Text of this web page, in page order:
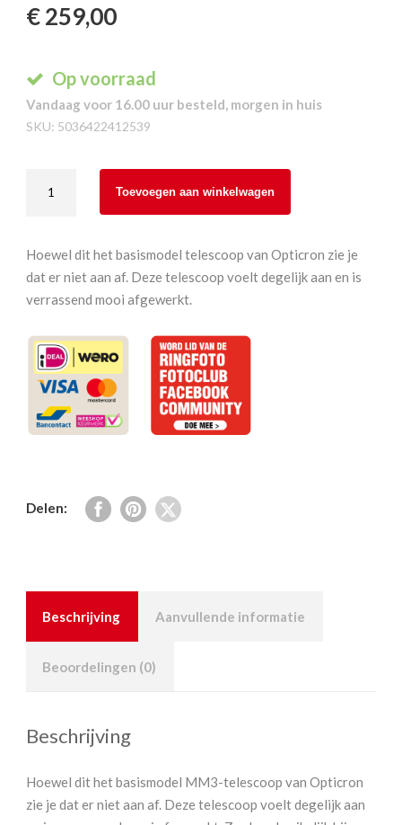
€259,00
Op voorraad
Vandaag voor 16.00 uur besteld, morgen in huis
SKU: 5036422412539
MM3
GA
45°
Toevoegen aan winkelwagen
Hoewel dit het basismodel telescoop van Opticron zie je
dat er niet aan af. Deze telescoop voelt degelijk aan en is
verrassend mooi afgewerkt.
Delen:
Beschrijving Aanvullende informatie
Beoordelingen (0)
Beschrijving
Hoewel dit het basismodel MM3-telescoop van Opticron
zie je dat er niet aan af. Deze telescoop voelt degelijk aan